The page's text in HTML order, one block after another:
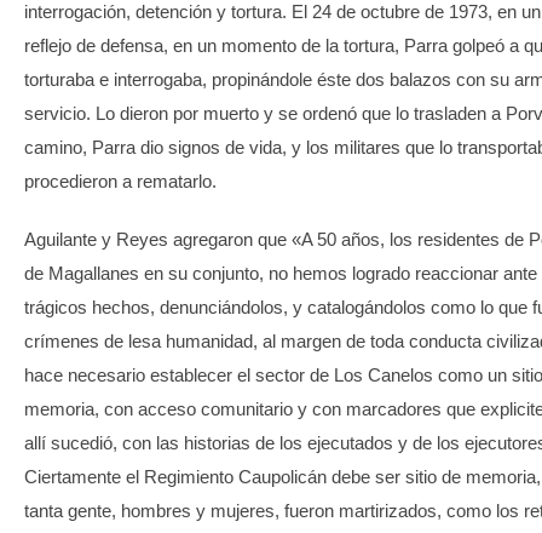
interrogación, detención y tortura. El 24 de octubre de 1973, en
reflejo de defensa, en un momento de la tortura, Parra golpeó a
torturaba e interrogaba, propinándole éste dos balazos con su
servicio. Lo dieron por muerto y se ordenó que lo trasladen a
camino, Parra dio signos de vida, y los militares que lo
procedieron a rematarlo.
Aguilante y Reyes agregaron que «A 50 años, los residentes de
de Magallanes en su conjunto, no hemos logrado reaccionar
trágicos hechos, denunciándolos, y catalogándolos como lo que
crímenes de lesa humanidad, al margen de toda conducta
hace necesario establecer el sector de Los Canelos como un
memoria, con acceso comunitario y con marcadores que
allí sucedió, con las historias de los ejecutados y de los
Ciertamente el Regimiento Caupolicán debe ser sitio de
tanta gente, hombres y mujeres, fueron martirizados, como los